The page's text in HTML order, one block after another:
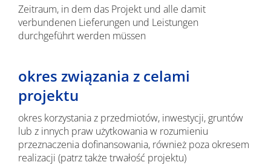
Zeitraum, in dem das Projekt und alle damit
verbundenen Lieferungen und Leistungen
durchgeführt werden müssen
okres związania z celami
projektu
okres korzystania z przedmiotów, inwestycji, gruntów
lub z innych praw użytkowania w rozumieniu
przeznaczenia dofinansowania, również poza okresem
realizacji (patrz także trwałość projektu)